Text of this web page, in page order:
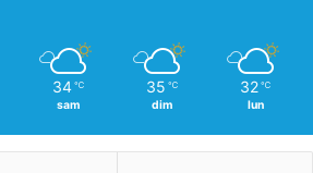
34 ℃
sam
35 ℃
dim
32 ℃
lun